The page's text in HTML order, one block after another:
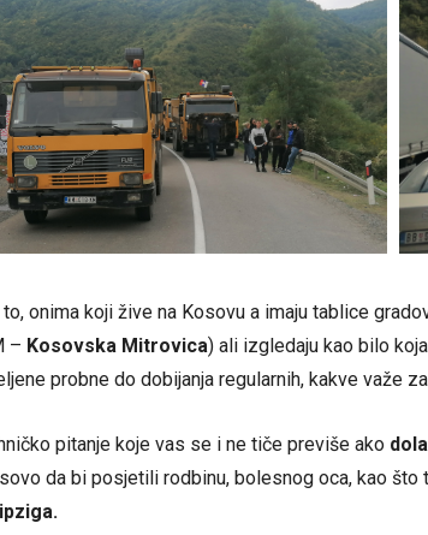
onima koji žive na Kosovu a imaju tablice
– Kosovska Mitrovica) ali izgledaju kao bilo
probne do dobijanja regularnih, kakve važe
pitanje koje vas se i ne tiče previše ako
da bi posjetili rodbinu, bolesnog oca, kao što